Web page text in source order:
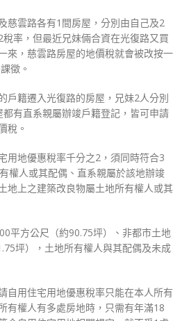
慈雲路各有1間房屋，分別由自己及2
率，但最近兄妹倆合資在光復路又買
來，慈雲路房屋的地價稅就會被改按一
徵。
戶籍遷入光復路的房屋，兄妹2人分別
都有直系親屬辦竣戶籍登記，皆可申請
稅。
用地優惠稅率千分之2，須同時符合3
權人或其配偶、直系親屬於該地辦竣
地上之建築改良物屬土地所有權人或其
平方公尺（約90.75坪）、非都市土地
坪），土地所有權人與其配偶及未成
自用住宅用地優惠稅率只能在本人所有
有權人有多處房地時，只需有年滿18